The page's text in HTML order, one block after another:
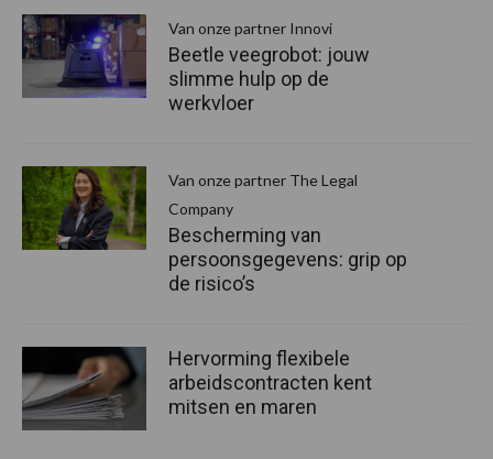
Van onze partner Innovi
Beetle veegrobot: jouw
slimme hulp op de
werkvloer
Van onze partner The Legal
Company
Bescherming van
persoonsgegevens: grip op
de risico’s
Hervorming flexibele
arbeidscontracten kent
mitsen en maren